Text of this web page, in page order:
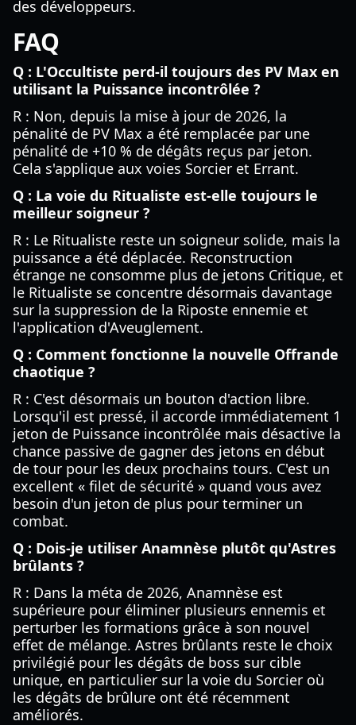
des développeurs.
FAQ
Q : L'Occultiste perd-il toujours des PV Max en
utilisant la Puissance incontrôlée ?
R : Non, depuis la mise à jour de 2026, la
pénalité de PV Max a été remplacée par une
pénalité de +10 % de dégâts reçus par jeton.
Cela s'applique aux voies Sorcier et Errant.
Q : La voie du Ritualiste est-elle toujours le
meilleur soigneur ?
R : Le Ritualiste reste un soigneur solide, mais la
puissance a été déplacée. Reconstruction
étrange ne consomme plus de jetons Critique, et
le Ritualiste se concentre désormais davantage
sur la suppression de la Riposte ennemie et
l'application d'Aveuglement.
Q : Comment fonctionne la nouvelle Offrande
chaotique ?
R : C'est désormais un bouton d'action libre.
Lorsqu'il est pressé, il accorde immédiatement 1
jeton de Puissance incontrôlée mais désactive la
chance passive de gagner des jetons en début
de tour pour les deux prochains tours. C'est un
excellent « filet de sécurité » quand vous avez
besoin d'un jeton de plus pour terminer un
combat.
Q : Dois-je utiliser Anamnèse plutôt qu'Astres
brûlants ?
R : Dans la méta de 2026, Anamnèse est
supérieure pour éliminer plusieurs ennemis et
perturber les formations grâce à son nouvel
effet de mélange. Astres brûlants reste le choix
privilégié pour les dégâts de boss sur cible
unique, en particulier sur la voie du Sorcier où
les dégâts de brûlure ont été récemment
améliorés.